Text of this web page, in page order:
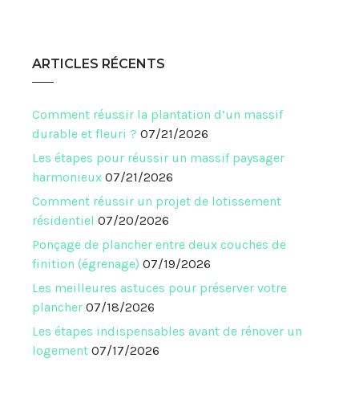
ARTICLES RÉCENTS
Comment réussir la plantation d’un massif
durable et fleuri ? 07/21/2026
Les étapes pour réussir un massif paysager
harmonieux 07/21/2026
Comment réussir un projet de lotissement
résidentiel 07/20/2026
Ponçage de plancher entre deux couches de
finition (égrenage) 07/19/2026
Les meilleures astuces pour préserver votre
plancher 07/18/2026
Les étapes indispensables avant de rénover un
logement 07/17/2026